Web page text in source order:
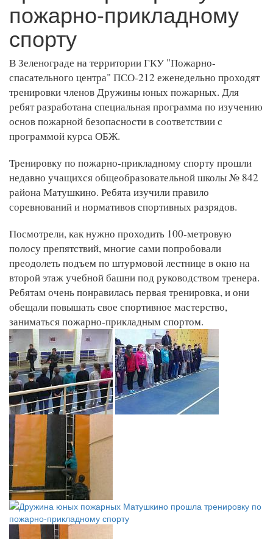
пожарно-прикладному
спорту
В Зеленограде на территории ГКУ "Пожарно-
спасательного центра" ПСО-212 еженедельно проходят
тренировки членов Дружины юных пожарных. Для
ребят разработана специальная программа по изучению
основ пожарной безопасности в соответствии с
программой курса ОБЖ.
Тренировку по пожарно-прикладному спорту прошли
недавно учащихся общеобразовательной школы № 842
района Матушкино. Ребята изучили правило
соревнований и нормативов спортивных разрядов.
Посмотрели, как нужно проходить 100-метровую
полосу препятствий, многие сами попробовали
преодолеть подъем по штурмовой лестнице в окно на
второй этаж учебной башни под руководством тренера.
Ребятам очень понравилась первая тренировка, и они
обещали повышать свое спортивное мастерство,
заниматься пожарно-прикладным спортом.